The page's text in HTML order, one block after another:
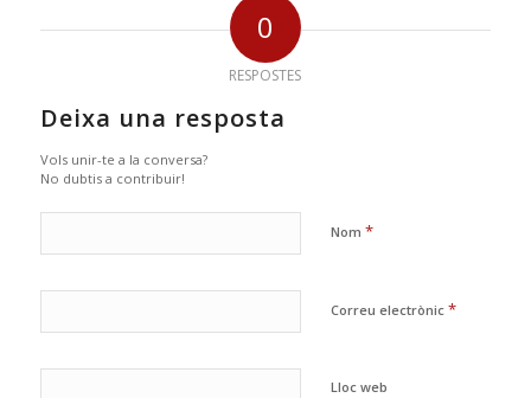
0
RESPOSTES
Deixa una resposta
Vols unir-te a la conversa?
No dubtis a contribuir!
Nom *
Correu electrònic *
Lloc web